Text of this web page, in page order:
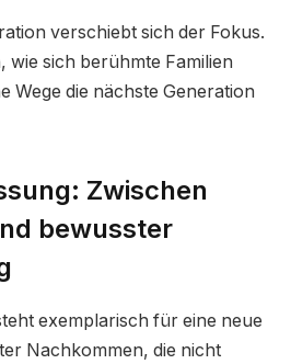
verschiebt sich der Fokus.
wie sich berühmte Familien
Wege die nächste Generation
Zwischen
bewusster
exemplarisch für eine neue
Nachkommen, die nicht